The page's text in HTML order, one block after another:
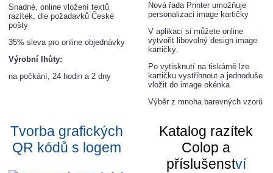
Snadné, online vložení textů
razítek, dle požadavků České
pošty
35% sleva pro online objednávky
Výrobní lhůty:
na počkání, 24 hodin a 2 dny
Nová řada Printer umožňuje
personalizaci image kartičky
V aplikaci si můžete online
vytvořit libovolný design image
kartičky.
Po vytisknutí na tiskárně lze
kartičku vystřihnout a jednoduše
vložit do image okénka
Výběr z mnoha barevných vzorů
Katalog razítek
Colop a
příslušenství
Tvorba grafických
QR kódů s logem